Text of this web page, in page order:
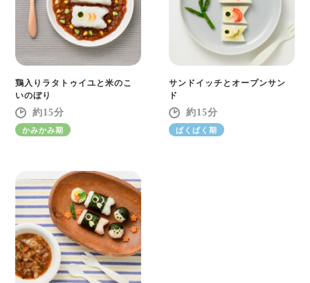
鶏入りラタトゥイユと米のこ
いのぼり
15
かみかみ期
サンドイッチとオープンサン
ド
15
ぱくぱく期